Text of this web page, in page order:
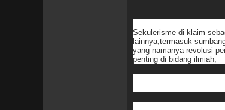
Sekulerisme di klaim
lainnya,termasuk
yang namanya revolusi
penting di bidang ilmiah,